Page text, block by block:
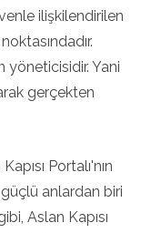
ilişkilendirilen
yöneticisidir. Yani
gerçekten
Portalı'nın
anlardan biri
Aslan Kapısı